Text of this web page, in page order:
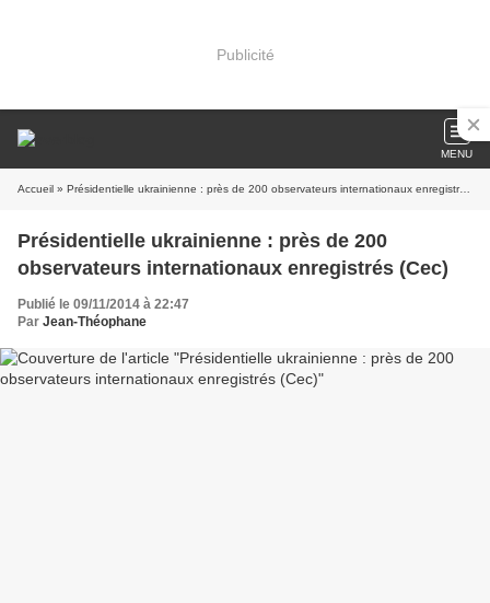
Publicité
MENU
Accueil » Présidentielle ukrainienne : près de 200 observateurs internationaux enregistrés (Cec)
Présidentielle ukrainienne : près de 200
observateurs internationaux enregistrés (Cec)
Publié le 09/11/2014 à 22:47
Par Jean-Théophane